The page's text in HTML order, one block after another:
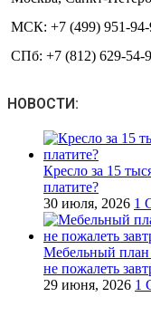
МСК: +7 (499) 951-94-
СПб: +7 (812) 629-54-
НОВОСТИ:
Кресло за 15
платите?
30 июля, 2026 1
Мебельный план
не пожалеть
29 июня, 2026 1